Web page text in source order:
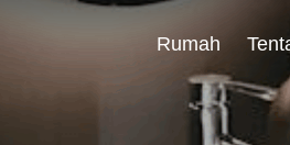
Rumah